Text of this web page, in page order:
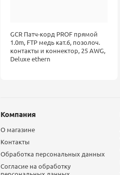
GCR Патч-корд PROF прямой
1.0m, FTP медь кат.6, позолоч.
контакты и коннектор, 25 AWG,
Deluxe ethern
Компания
О магазине
Контакты
Обработка персональных данных
Согласие на обработку